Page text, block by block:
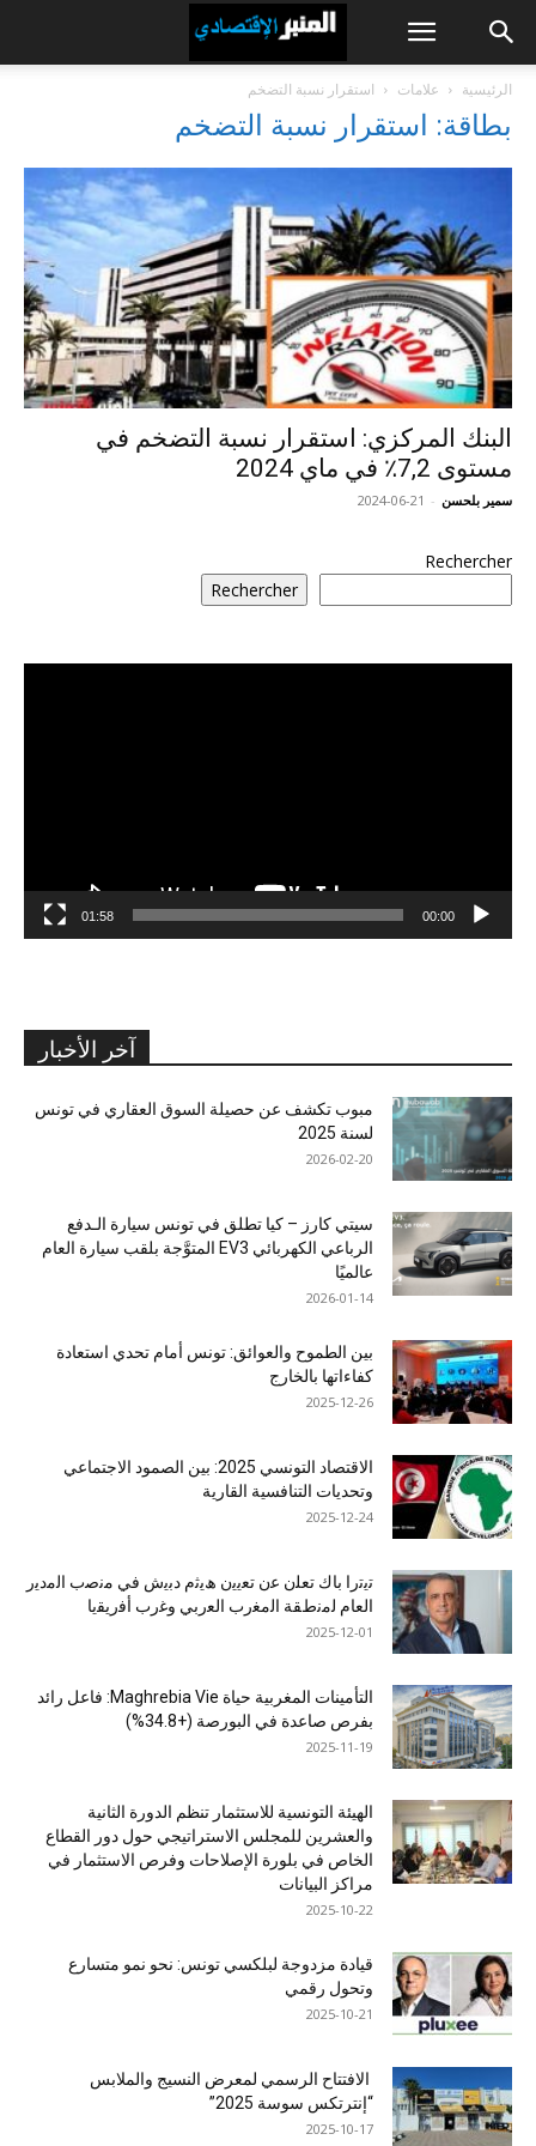
الرئيسية علامات استقرار نسبة التضخم
بطاقة: استقرار نسبة التضخم
البنك المركزي: استقرار نسبة التضخم في
مستوى 7,2٪ في ماي 2024
سمير بلحسن -
2024-06-21
Rechercher
Rechercher
00:00
01:58
آخر الأخبار
مبوب تكشف عن حصيلة السوق العقاري في تونس
لسنة 2025
2026-02-20
سيتي كارز – كيا تطلق في تونس سيارة الـدفع
الرباعي الكهربائي EV3 المتوَّجة بلقب سيارة العام
عالميًا
2026-01-14
بين الطموح والعوائق: تونس أمام تحدي استعادة
كفاءاتها بالخارج
2025-12-26
الاقتصاد التونسي 2025: بين الصمود الاجتماعي
وتحديات التنافسية القارية
2025-12-24
ﺗﯾﺗرا ﺑﺎك ﺗﻌﻠن ﻋن ﺗﻌﯾﯾن ھﯾﺛم دﺑﯾش ﻓﻲ ﻣﻧﺻب اﻟﻣدﯾر
اﻟﻌﺎم ﻟﻣﻧطﻘﺔ اﻟﻣﻐرب اﻟﻌرﺑﻲ وﻏرب أﻓرﯾﻘﯾﺎ
2025-12-01
التأمينات المغربية حياة Maghrebia Vie: فاعل رائد
بفرص صاعدة في البورصة (+34.8%)
2025-11-19
الهيئة التونسية للاستثمار تنظم الدورة الثانية
والعشرين للمجلس الاستراتيجي حول دور القطاع
الخاص في بلورة الإصلاحات وفرص الاستثمار في
مراكز البيانات
2025-10-22
قيادة مزدوجة لبلكسي تونس: نحو نمو متسارع
وتحول رقمي
2025-10-21
الافتتاح الرسمي لمعرض النسيج والملابس
“إنترتكس سوسة 2025”
2025-10-17